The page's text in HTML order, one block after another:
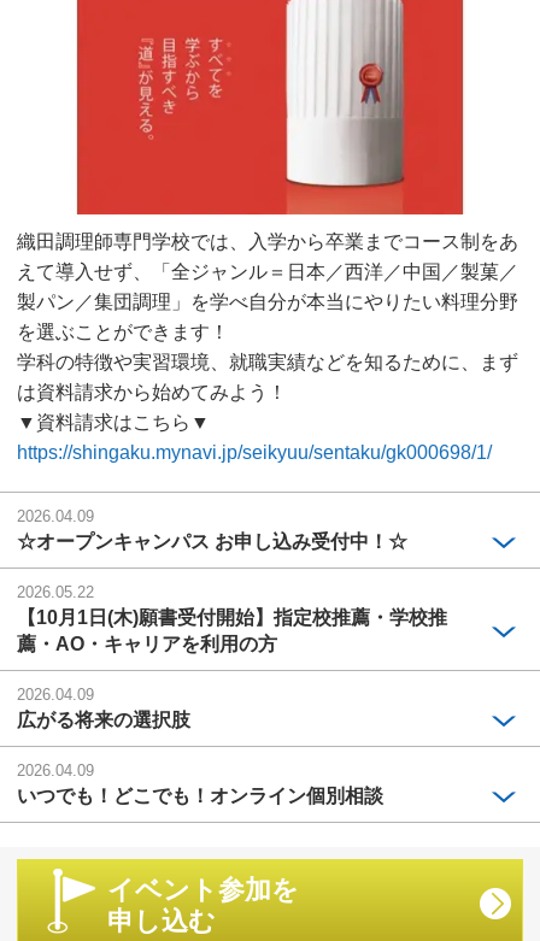
織田調理師専門学校では、入学から卒業までコース制をあ
えて導入せず、「全ジャンル＝日本／西洋／中国／製菓／
製パン／集団調理」を学べ自分が本当にやりたい料理分野
を選ぶことができます！
学科の特徴や実習環境、就職実績などを知るために、まず
は資料請求から始めてみよう！
▼資料請求はこちら▼
https://shingaku.mynavi.jp/seikyuu/sentaku/gk000698/1/
2026.04.09
☆オープンキャンパス お申し込み受付中！☆
2026.05.22
【10月1日(木)願書受付開始】指定校推薦・学校推
薦・AO・キャリアを利用の方
2026.04.09
広がる将来の選択肢
2026.04.09
いつでも！どこでも！オンライン個別相談
イベント参加を
申し込む